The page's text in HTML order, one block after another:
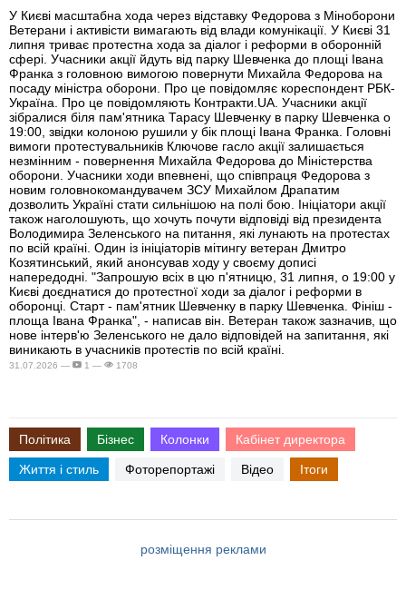
У Києві масштабна хода через відставку Федорова з Міноборони
Ветерани і активісти вимагають від влади комунікації. У Києві 31
липня триває протестна хода за діалог і реформи в оборонній
сфері. Учасники акції йдуть від парку Шевченка до площі Івана
Франка з головною вимогою повернути Михайла Федорова на
посаду міністра оборони. Про це повідомляє кореспондент РБК-
Україна. Про це повідомляють Контракти.UA. Учасники акції
зібралися біля пам'ятника Тарасу Шевченку в парку Шевченка о
19:00, звідки колоною рушили у бік площі Івана Франка. Головні
вимоги протестувальників Ключове гасло акції залишається
незмінним - повернення Михайла Федорова до Міністерства
оборони. Учасники ходи впевнені, що співпраця Федорова з
новим головнокомандувачем ЗСУ Михайлом Драпатим
дозволить Україні стати сильнішою на полі бою. Ініціатори акції
також наголошують, що хочуть почути відповіді від президента
Володимира Зеленського на питання, які лунають на протестах
по всій країні. Один із ініціаторів мітингу ветеран Дмитро
Козятинський, який анонсував ходу у своєму дописі
напередодні. "Запрошую всіх в цю п'ятницю, 31 липня, о 19:00 у
Києві доєднатися до протестної ходи за діалог і реформи в
оборонці. Старт - пам'ятник Шевченку в парку Шевченка. Фініш -
площа Івана Франка", - написав він. Ветеран також зазначив, що
нове інтерв'ю Зеленського не дало відповідей на запитання, які
виникають в учасників протестів по всій країні.
31.07.2026 — 1 — 1708
Політика Бізнес Колонки Кабінет директора
Життя і стиль Фоторепортажі Відео Ітоги
розміщення реклами